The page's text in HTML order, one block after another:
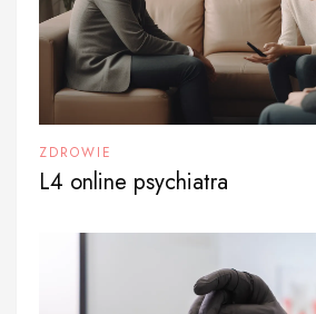
ZDROWIE
L4 online psychiatra